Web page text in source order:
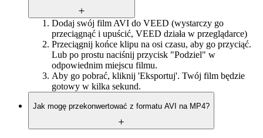
Dodaj swój film AVI do VEED (wystarczy go
przeciągnąć i upuścić, VEED działa w przeglądarce)
Przeciągnij końce klipu na osi czasu, aby go przyciąć.
Lub po prostu naciśnij przycisk "Podziel" w
odpowiednim miejscu filmu.
Aby go pobrać, kliknij 'Eksportuj'. Twój film będzie
gotowy w kilka sekund.
Jak mogę przekonwertować z formatu AVI na MP4?